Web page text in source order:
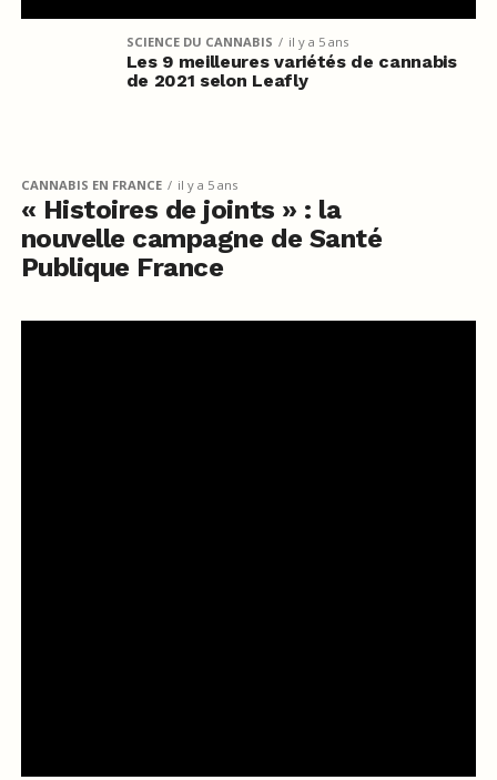
SCIENCE DU CANNABIS il y a 5 ans
Les 9 meilleures variétés de cannabis
de 2021 selon Leafly
CANNABIS EN FRANCE il y a 5 ans
« Histoires de joints » : la
nouvelle campagne de Santé
Publique France